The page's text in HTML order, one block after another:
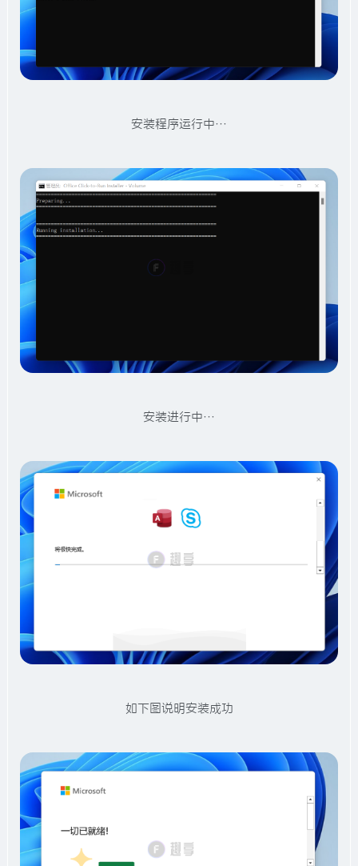
安装程序运行中…
安装进行中…
如下图说明安装成功